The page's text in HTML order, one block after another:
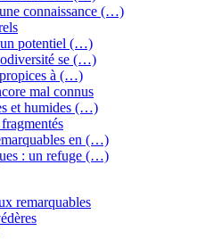
connaissance (…)
potentiel (…)
se (…)
à (…)
mal connus
et humides (…)
en (…)
: un refuge (…)
remarquables